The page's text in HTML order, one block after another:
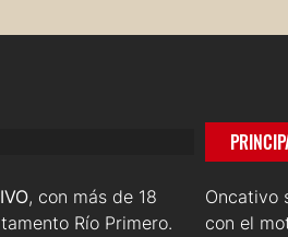
, con más de 18
Río Primero.
Oncativo
con el